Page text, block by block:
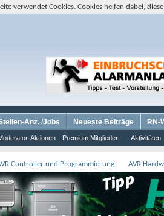
Aktionen Premium Mitglieder Aktivitäten
Anz. /Jobs Neueste Beiträge RN-
Controller und Programmierung AVR
verwendet Cookies. Cookies helfen dabei,